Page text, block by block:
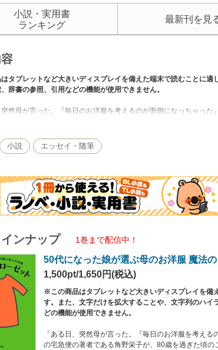
小説・実用書
ランキング
最新刊を見
タブレットなど大きいディスプレイを備えた端末で読むことに
辞書の参照、引用などの機能が使用できません。
突然母が言った。『毎日のお洋服を考えるのが面倒になっちゃっ
者自らが大公開！
の既製品は老けた色とデザインばかり、と感じる母世代のあなたへ
なファッションに、自分の未来が不安になった大人女子のあなたへ
てこの１冊で解消。
向きになる色合わせ。安全で動きやすく、機能的なデザイン。
ンジを身に着けるだけでオシャレに見える。シニア世代はおトク！
えがちな茶色やグレーも、素敵に着こなす方法はある」
たコツで、きれいな色合わせは簡単にできます。
ーのイラストと写真でわかりやすく、思わずマネしたくなる魔法の
実践しましょう。これは、大人になった娘と母のためのファッショ
母親が美しくなれば、娘である自分の未来も美しくなるってことで
小説 エッセイ・随筆
インナップ 1巻まで配信中！
50代になった娘が選ぶ母のお洋服 魔法
1,500pt/1,650円(税込)
※この商品はタブレットなど大きいディスプレイを備
す。また、文字だけを拡大することや、文字列のハイ
どの機能が使用できません。
「ある日、突然母が言った。『毎日のお洋服を考え
の宅急便の著者である角野栄子が、80歳を過ぎた頃の